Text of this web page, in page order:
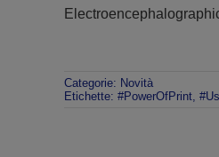
Categorie: Novità
Etichette: #PowerOfPrint,